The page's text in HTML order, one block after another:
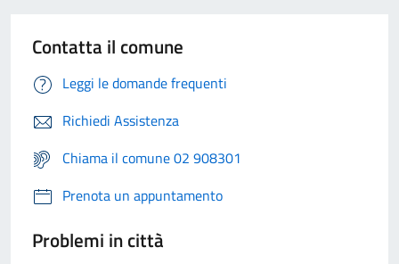
Contatta il comune
Leggi le domande frequenti
Richiedi Assistenza
Chiama il comune 02 908301
Prenota un appuntamento
Problemi in città